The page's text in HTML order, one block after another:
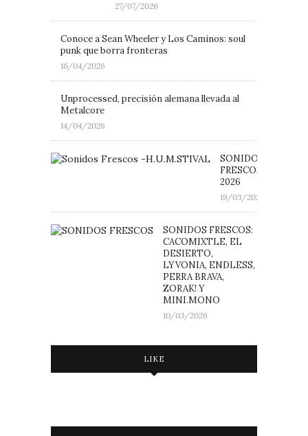
27/07/2026
Conoce a Sean Wheeler y Los Caminos: soul
punk que borra fronteras
16/04/2026
Unprocessed, precisión alemana llevada al
Metalcore
14/04/2026
SONIDOS
FRESCOS:
2026
19/03/2026
SONIDOS FRESCOS:
CACOMIXTLE, EL
DESIERTO,
LYVONIA, ENDLESS,
PERRA BRAVA,
ZORAK! Y
MINI.MONO
10/03/2026
LIKE